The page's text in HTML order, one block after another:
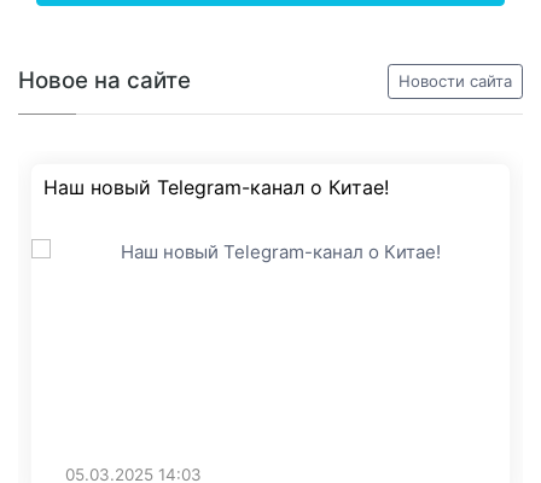
Новое на сайте Новости сайта
Наш новый Telegram-канал о Китае!
05.03.2025 14:03